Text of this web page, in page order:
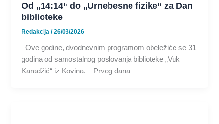
Od „14:14“ do „Urnebesne fizike“ za Dan
biblioteke
Redakcija/26/03/2026
Ove godine, dvodnevnim programom obeležiće se 31
godina od samostalnog poslovanja biblioteke „Vuk
Karadžić“ iz Kovina. Prvog dana